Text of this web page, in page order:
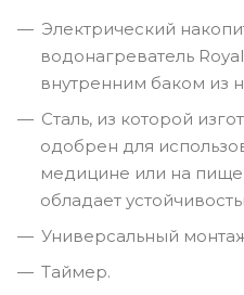
Электрический
водонагреватель
внутренним баком из
Сталь, из которой
одобрен для
медицине или на
обладает
Универсальный
Таймер.